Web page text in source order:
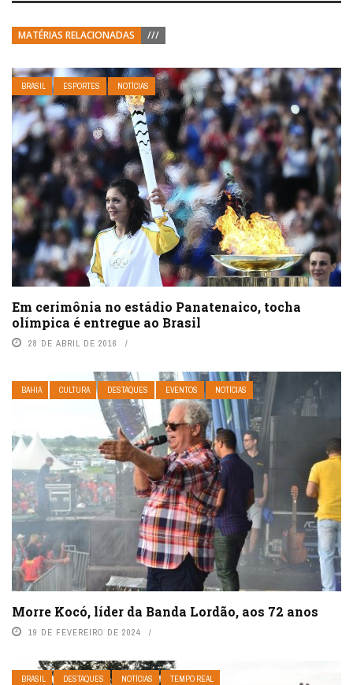
MATÉRIAS RELACIONADAS ///
BRASIL ESPORTES NOTÍCIAS
Em cerimônia no estádio Panatenaico, tocha
olímpica é entregue ao Brasil
28 DE ABRIL DE 2016
BAHIA CULTURA DESTAQUES EVENTOS NOTÍCIAS
Morre Kocó, líder da Banda Lordão, aos 72 anos
19 DE FEVEREIRO DE 2024
BRASIL DESTAQUES NOTÍCIAS TEMPO REAL